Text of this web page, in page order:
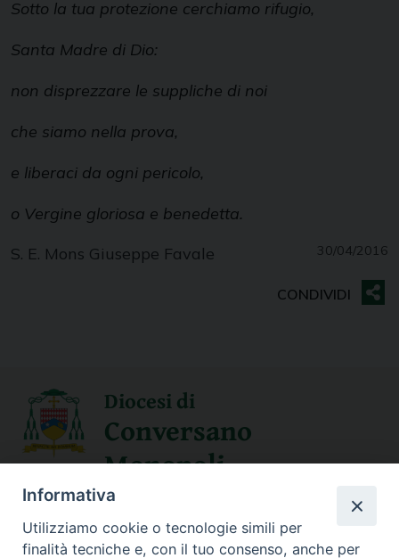
Sotto la tua protezione cerchiamo rifugio,
Santa Madre di Dio:
non disprezzare le suppliche di noi
che siamo nella prova,
e liberaci da ogni pericolo,
o Vergine gloriosa e benedetta.
30/04/2016
S. E. Mons Giuseppe Favale
Diocesi di
Conversano
Monopoli
SEGUICI SU
Informativa
Utilizziamo cookie o tecnologie simili per
finalità tecniche e, con il tuo consenso, anche per